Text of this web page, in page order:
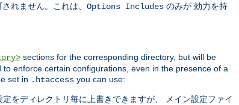
れません。これは、 Options Includes のみが 効力を持
sections for the corresponding directory, but will be
enforce certain configurations, even in the presence of a
set in .htaccess you can use:
定をディレクトリ毎に上書きできますが、 メイン設定ファイ